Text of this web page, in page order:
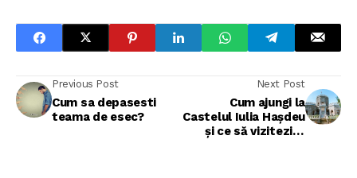
Previous Post
Cum sa depasesti
teama de esec?
Next Post
Cum ajungi la
Castelul Iulia Hașdeu
și ce să vizitezi în